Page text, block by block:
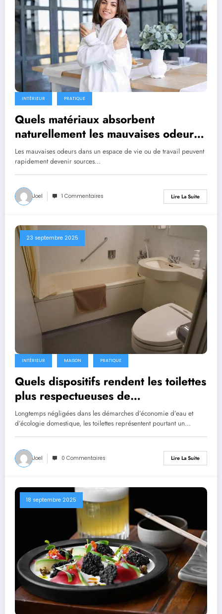
INTÉRIEUR PRATIQUE
Quels matériaux absorbent
naturellement les mauvaises odeurs
?
Les mauvaises odeurs dans un espace de vie ou de travail peuvent
rapidement devenir sources…
Joel 1 Commentaires Lire La Suite
23 septembre 2025
INTÉRIEUR MAISON PRATIQUE
Quels dispositifs rendent les toilettes
plus respectueuses de
l’environnement ?
Longtemps négligées dans les démarches d’économie d’eau et
d’écologie domestique, les toilettes représentent pourtant un…
Joel 0 Commentaires Lire La Suite
18 septembre 2025